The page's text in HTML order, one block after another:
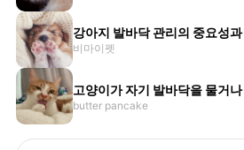
강아지 발바닥 관리의 중요성
비마이펫
고양이가 자기 발바닥을 물거
butter pancake